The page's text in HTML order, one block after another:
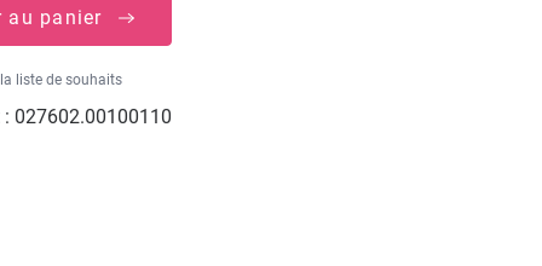
au panier
liste de souhaits
027602.00100110